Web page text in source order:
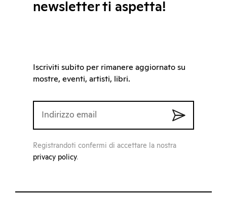
newsletter ti aspetta!
Iscriviti subito per rimanere aggiornato su
mostre, eventi, artisti, libri.
Registrandoti confermi di accettare la nostra
privacy policy.